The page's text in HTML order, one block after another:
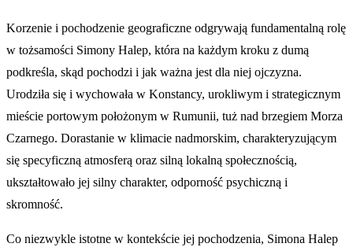
Korzenie i pochodzenie geograficzne odgrywają fundamentalną rolę
w tożsamości Simony Halep, która na każdym kroku z dumą
podkreśla, skąd pochodzi i jak ważna jest dla niej ojczyzna.
Urodziła się i wychowała w Konstancy, urokliwym i strategicznym
mieście portowym położonym w Rumunii, tuż nad brzegiem Morza
Czarnego. Dorastanie w klimacie nadmorskim, charakteryzującym
się specyficzną atmosferą oraz silną lokalną społecznością,
ukształtowało jej silny charakter, odporność psychiczną i
skromność.
Co niezwykle istotne w kontekście jej pochodzenia, Simona Halep